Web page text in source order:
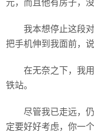
元，而且他有房子，
我本想停止这段
把手机伸到我面前，
在无奈之下，我
铁站。
尽管我已走远，
定要好好考虑，你一